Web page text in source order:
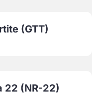
(GTT)
22 (NR-22)